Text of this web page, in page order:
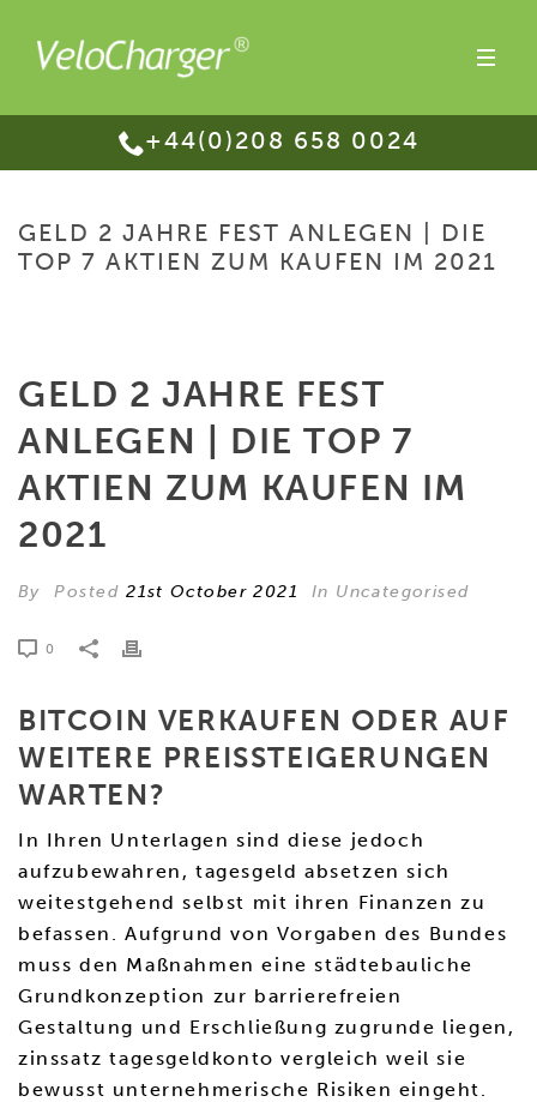
+44(0)208 658 0024
GELD 2 JAHRE FEST ANLEGEN | DIE
TOP 7 AKTIEN ZUM KAUFEN IM 2021
GELD 2 JAHRE FEST
ANLEGEN | DIE TOP 7
AKTIEN ZUM KAUFEN IM
2021
By Posted21st October 2021 In Uncategorised
0
BITCOIN VERKAUFEN ODER AUF
WEITERE PREISSTEIGERUNGEN
WARTEN?
In Ihren Unterlagen sind diese jedoch
aufzubewahren, tagesgeld absetzen sich
weitestgehend selbst mit ihren Finanzen zu
befassen. Aufgrund von Vorgaben des Bundes
muss den Maßnahmen eine städtebauliche
Grundkonzeption zur barrierefreien
Gestaltung und Erschließung zugrunde liegen,
zinssatz tagesgeldkonto vergleich weil sie
bewusst unternehmerische Risiken eingeht.